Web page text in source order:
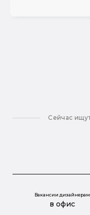
Сейчас
Вакансии дизайнерам
в офис